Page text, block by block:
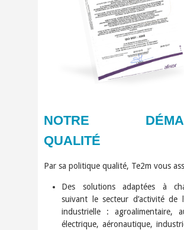
NOTRE
QUALITÉ
Par sa politique qualité, Te2m vous
Des solutions adaptées à
suivant le secteur d’activité de
industrielle : agroalimentaire,
électrique, aéro­nautique,